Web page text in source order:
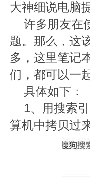
大神细说电脑
许多朋友在
题。那么，这
多，这里笔记
们，都可以一
具体如下：
1、用搜索
算机中拷贝过来